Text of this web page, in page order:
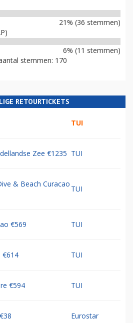
21% (36 stemmen)
6% (11 stemmen)
stemmen: 170
RETOURTICKETS
TUI
Zee €1235 TUI
& Beach Curacao
TUI
€569 TUI
€614 TUI
€594 TUI
Eurostar